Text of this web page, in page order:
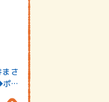
さ
ッ